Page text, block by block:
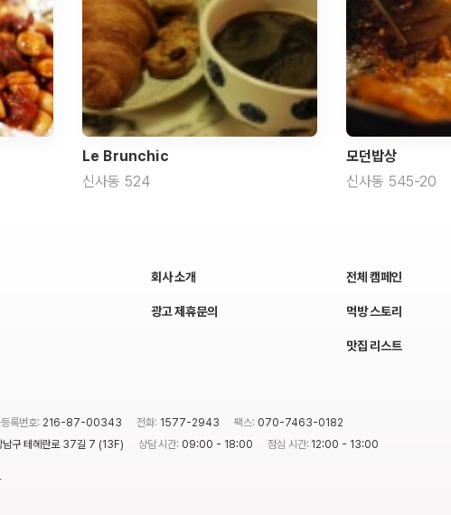
Le Brunchic
신사동 524
모던밥상
신사동 545-20
회사 소개
광고 제휴문의
전체 캠페인
먹방 스토리
맛집 리스트
록번호: 216-87-00343 전화: 1577-2943 팩스: 070-7463-0182
남구 테헤란로 37길 7 (13F) 상담 시간: 09:00 - 18:00 점심 시간: 12:00 - 13:00